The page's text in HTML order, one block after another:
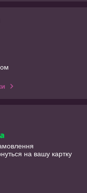
на вашу картку